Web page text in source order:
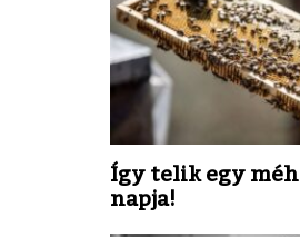
Így telik egy
napja!